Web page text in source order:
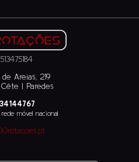
Areias, 219
| Paredes
móvel nacional